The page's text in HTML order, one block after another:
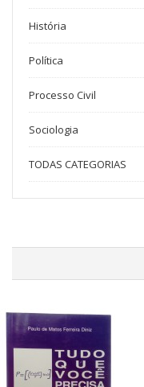
História
Política
Processo Civil
Sociologia
TODAS CATEGORIAS